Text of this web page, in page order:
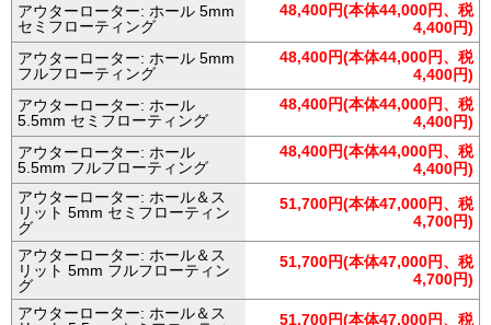
アウターローター: ホール 5mm
セミフローティング
48,400円(本体44,000円、税
4,400円)
アウターローター: ホール 5mm
フルフローティング
48,400円(本体44,000円、税
4,400円)
アウターローター: ホール
5.5mm セミフローティング
48,400円(本体44,000円、税
4,400円)
アウターローター: ホール
5.5mm フルフローティング
48,400円(本体44,000円、税
4,400円)
アウターローター: ホール＆ス
リット 5mm セミフローティン
グ
51,700円(本体47,000円、税
4,700円)
アウターローター: ホール＆ス
リット 5mm フルフローティン
グ
51,700円(本体47,000円、税
4,700円)
アウターローター: ホール＆ス
51,700円(本体47,000円、税